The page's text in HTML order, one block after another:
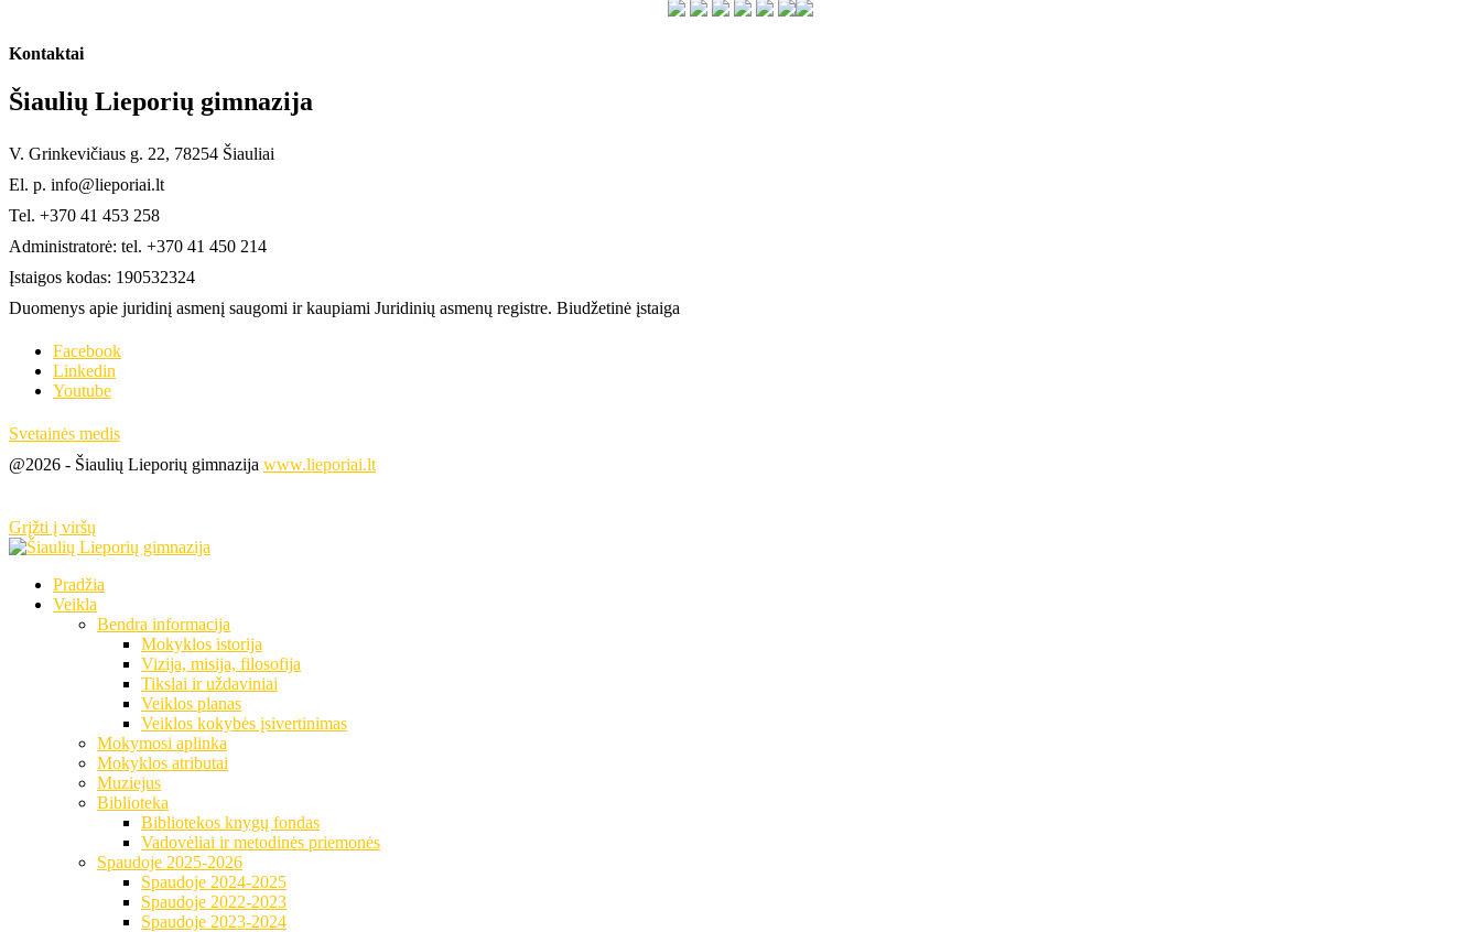
Kontaktai
Šiaulių Lieporių gimnazija
V. Grinkevičiaus g. 22, 78254 Šiauliai
El. p. info@lieporiai.lt
Tel. +370 41 453 258
Administratorė: tel. +370 41 450 214
Įstaigos kodas: 190532324
Duomenys apie juridinį asmenį saugomi ir kaupiami Juridinių asmenų registre. Biudžetinė įstaiga
Facebook
Linkedin
Youtube
Svetainės medis
@2026 - Šiaulių Lieporių gimnazija www.lieporiai.lt
Grįžti į viršų
Pradžia
Veikla
Bendra informacija
Mokyklos istorija
Vizija, misija, filosofija
Tikslai ir uždaviniai
Veiklos planas
Veiklos kokybės įsivertinimas
Mokymosi aplinka
Mokyklos atributai
Muziejus
Biblioteka
Bibliotekos knygų fondas
Vadovėliai ir metodinės priemonės
Spaudoje 2025-2026
Spaudoje 2024-2025
Spaudoje 2022-2023
Spaudoje 2023-2024